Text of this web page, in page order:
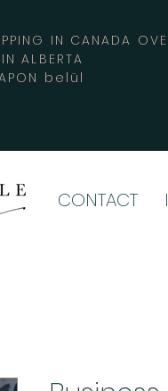
IN CANADA
ALBERTA
belül
CONTACT